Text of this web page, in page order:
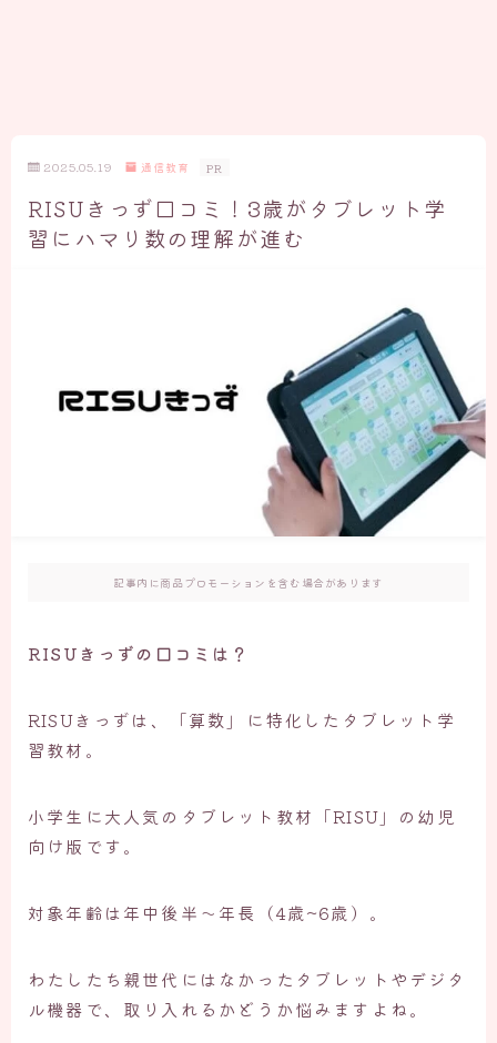
2025.05.19 通信教育 PR
RISUきっず口コミ！3歳がタブレット学
習にハマり数の理解が進む
記事内に商品プロモーションを含む場合があります
RISUきっずの口コミは？
RISUきっずは、「算数」に特化したタブレット学
習教材。
小学生に大人気のタブレット教材「RISU」の幼児
向け版です。
対象年齢は年中後半～年長（4歳~6歳）。
わたしたち親世代にはなかったタブレットやデジタ
ル機器で、取り入れるかどうか悩みますよね。